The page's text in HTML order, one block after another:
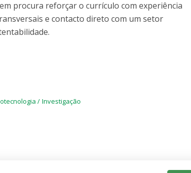
procura reforçar o currículo com experiência
e contacto direto com um setor
Investigação